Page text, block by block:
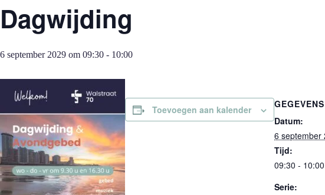
Dagwijding
6 september 2029 om 09:30 - 10:00
Toevoegen aan kalender
GEGEVENS
Datum:
6 september
Tijd:
09:30 - 10:00
Serie: